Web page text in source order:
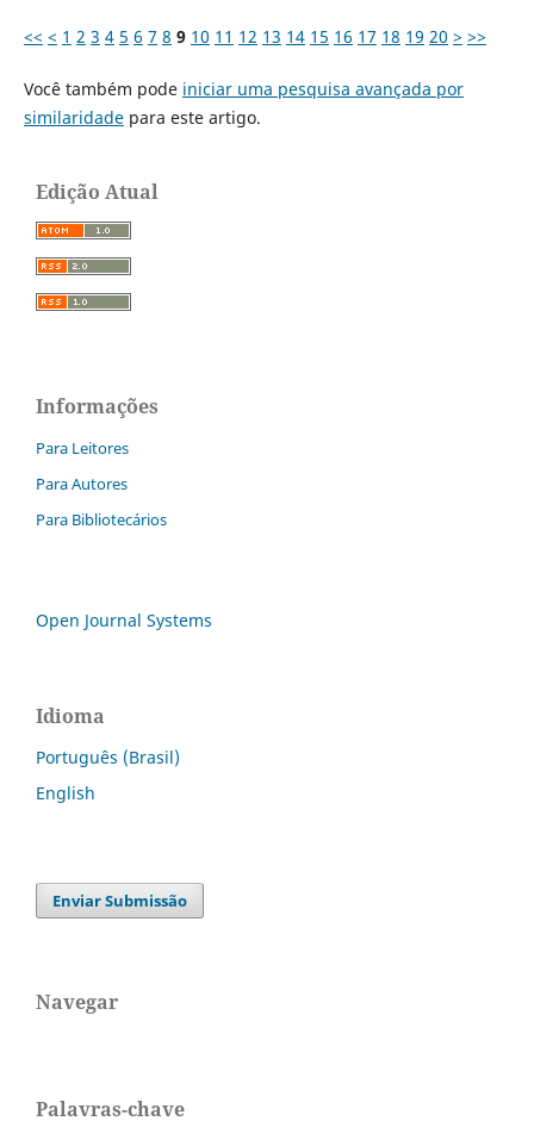
<< < 1 2 3 4 5 6 7 8 9 10 11 12 13 14 15 16 17 18 19 20 > >>
Você também pode iniciar uma pesquisa avançada por
similaridadepara este artigo.
Edição Atual
Informações
Para Leitores
Para Autores
Para Bibliotecários
Open Journal Systems
Idioma
Português (Brasil)
English
Enviar Submissão
Navegar
Palavras-chave